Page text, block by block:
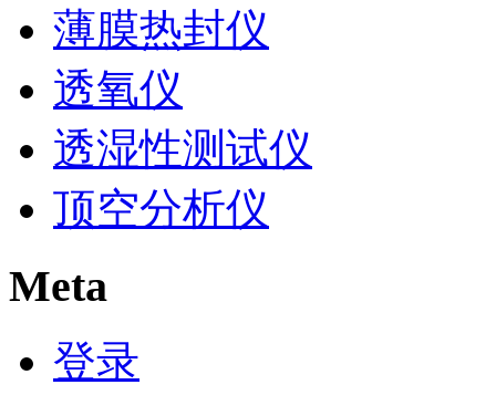
薄膜热封仪
透氧仪
透湿性测试仪
顶空分析仪
Meta
登录